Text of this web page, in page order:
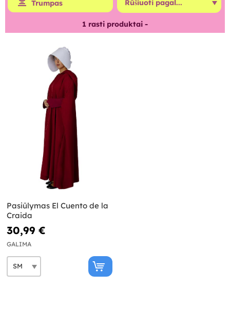
Trumpas
1 rasti produktai -
Pasiūlymas El Cuento de la
Craida
30,99 €
GALIMA